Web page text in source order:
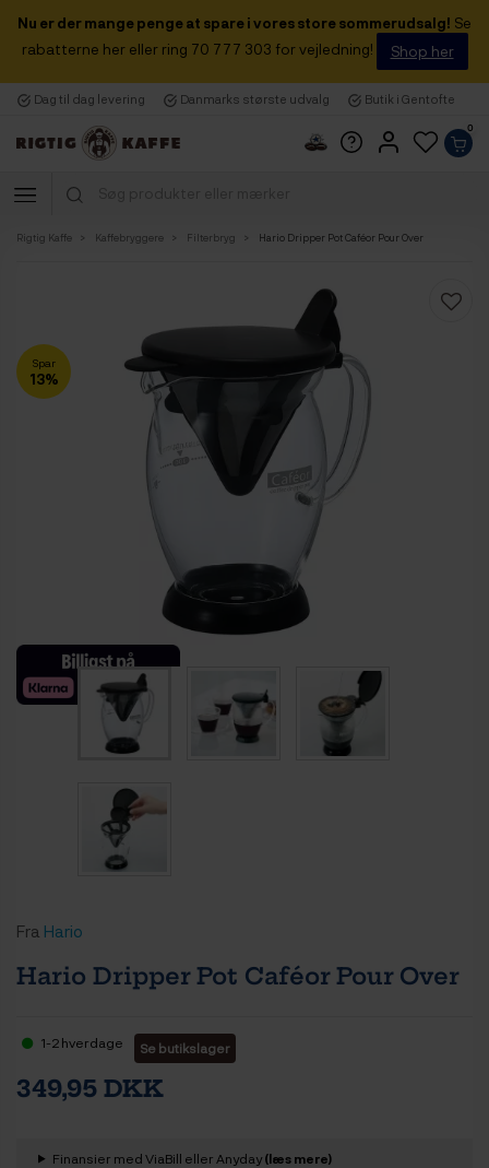
Nu er der mange penge at spare i vores store sommerudsalg! Se
rabatterne her eller ring 70 777 303 for vejledning!
Shop her
Dag til dag levering Danmarks største udvalg Butik i Gentofte
0
Rigtig Kaffe Kaffebryggere Filterbryg Hario Dripper Pot Caféor Pour Over
Spar
13%
Fra Hario
Hario Dripper Pot Caféor Pour Over
1-2 hverdage Se butikslager
349,95 DKK
Finansier med ViaBill eller Anyday(læs mere)